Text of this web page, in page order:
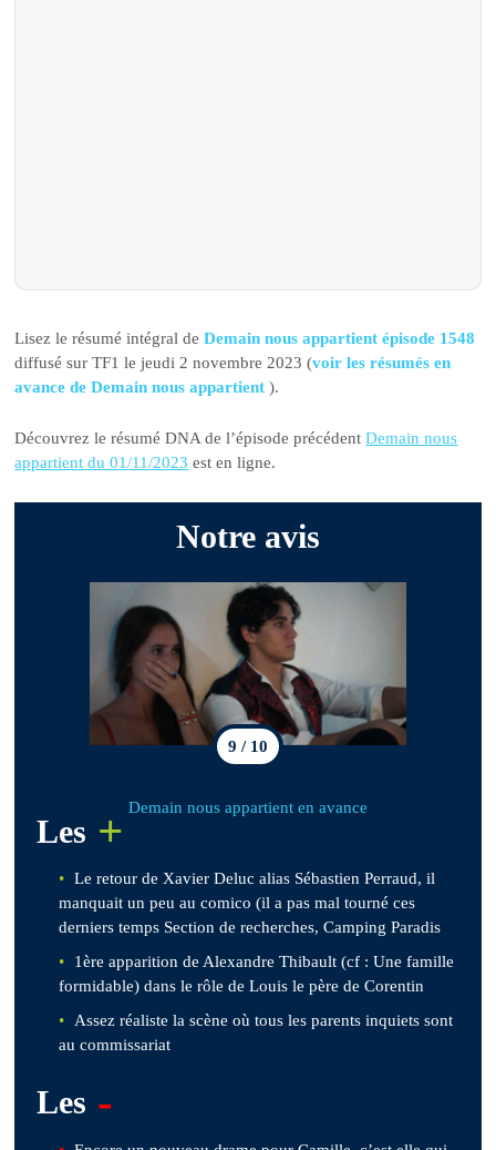
Lisez le résumé intégral deDemain nous appartient épisode 1548
diffusé sur TF1 le jeudi 2 novembre 2023 (voir les résumés en
avance de Demain nous appartient).
Découvrez le résumé DNA de l’épisode précédentDemain nous
appartient du 01/11/2023 est en ligne.
Notre avis
9 / 10
Demain nous appartient en avance
Les +
Le retour de Xavier Deluc alias Sébastien Perraud, il
manquait un peu au comico (il a pas mal tourné ces
derniers temps Section de recherches, Camping Paradis
1ère apparition de Alexandre Thibault (cf : Une famille
formidable) dans le rôle de Louis le père de Corentin
Assez réaliste la scène où tous les parents inquiets sont
au commissariat
Les -